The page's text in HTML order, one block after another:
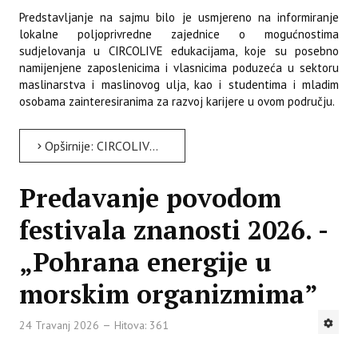
Predstavljanje na sajmu bilo je usmjereno na informiranje
lokalne poljoprivredne zajednice o mogućnostima
sudjelovanja u CIRCOLIVE edukacijama, koje su posebno
namijenjene zaposlenicima i vlasnicima poduzeća u sektoru
maslinarstva i maslinovog ulja, kao i studentima i mladim
osobama zainteresiranima za razvoj karijere u ovom području.
Opširnije: CIRCOLIVE edukacije predstavljene na sajmu AgroTerra Istra u Pazinu
Predavanje povodom
festivala znanosti 2026. -
„Pohrana energije u
morskim organizmima”
24 Travanj 2026 Hitova: 361